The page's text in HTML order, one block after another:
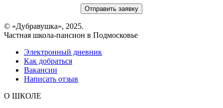
© «Дубравушка», 2025.
Частная школа-пансион в Подмосковье
Электронный дневник
Как добраться
Вакансии
Написать отзыв
О ШКОЛЕ